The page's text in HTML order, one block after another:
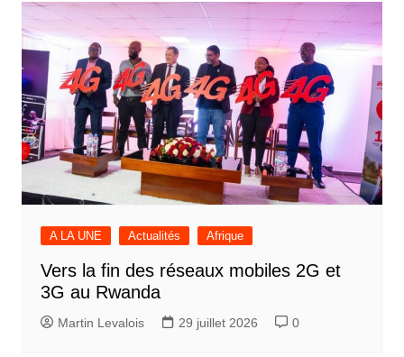
A LA UNE Actualités Afrique
Vers la fin des réseaux mobiles 2G et
3G au Rwanda
Martin Levalois 29 juillet 2026 0